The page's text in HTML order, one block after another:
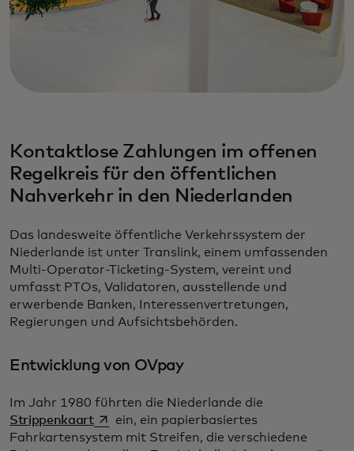
Kontaktlose Zahlungen im offenen
Regelkreis für den öffentlichen
Nahverkehr in den Niederlanden
Das landesweite öffentliche Verkehrssystem der
Niederlande ist unter Translink, einem umfassenden
Multi-Operator-Ticketing-System, vereint und
umfasst PTOs, Validatoren, ausstellende und
erwerbende Banken, Interessenvertretungen,
Regierungen und Aufsichtsbehörden.
Entwicklung von OVpay
Im Jahr 1980 führten die Niederlande die
Strippenkaartwird in einer neuen Registerkarte geöffnet
ein, ein papierbasiertes
Fahrkartensystem mit Streifen, die verschiedene